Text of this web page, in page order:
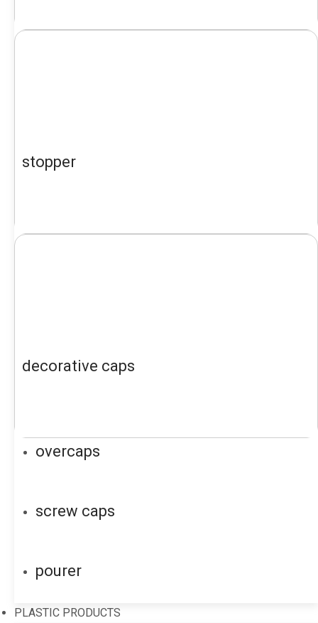
stopper
decorative caps
overcaps
screw caps
pourer
PLASTIC PRODUCTS